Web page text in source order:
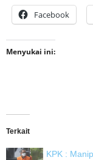
Facebook
Menyukai ini:
Terkait
KPK :